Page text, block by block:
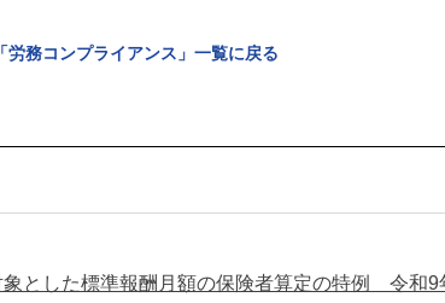
「労務コンプライアンス」一覧に戻る